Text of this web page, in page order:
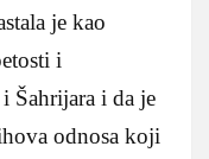
je kao
i
Šahrijara i da je
odnosa koji